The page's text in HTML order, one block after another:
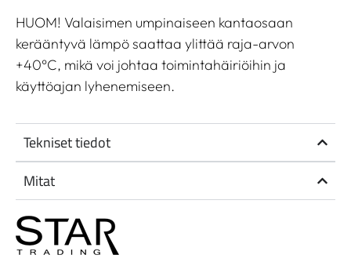
HUOM! Valaisimen umpinaiseen kantaosaan
kerääntyvä lämpö saattaa ylittää raja-arvon
+40°C, mikä voi johtaa toimintahäiriöihin ja
käyttöajan lyhenemiseen.
Tekniset tiedot
Mitat